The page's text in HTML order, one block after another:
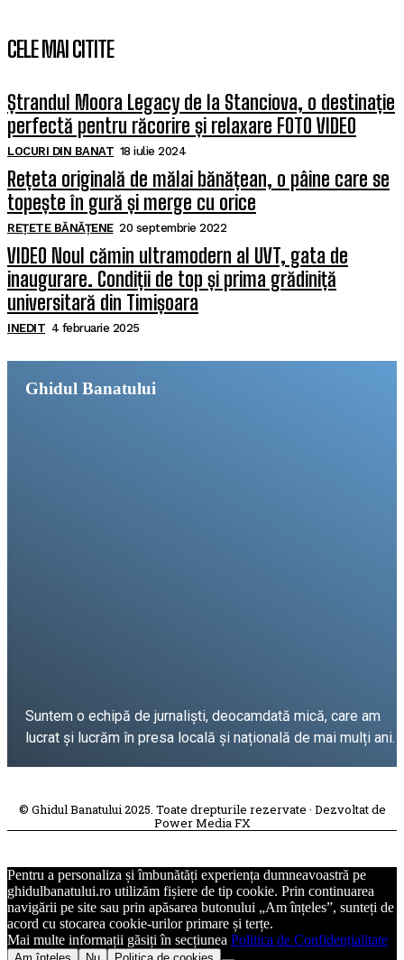
CELE MAI CITITE
Ștrandul Moora Legacy de la Stanciova, o destinație
perfectă pentru răcorire și relaxare FOTO VIDEO
LOCURI DIN BANAT 18 iulie 2024
Rețeta originală de mălai bănățean, o pâine care se
topește în gură și merge cu orice
REȚETE BĂNĂȚENE 20 septembrie 2022
VIDEO Noul cămin ultramodern al UVT, gata de
inaugurare. Condiții de top și prima grădiniță
universitară din Timișoara
INEDIT 4 februarie 2025
Ghidul Banatului
Suntem o echipă de jurnaliști, deocamdată mică, care am
lucrat și lucrăm în presa locală și națională de mai mulți ani.
© Ghidul Banatului 2025. Toate drepturile rezervate · Dezvoltat de
Power Media FX
Pentru a personaliza și îmbunătăți experiența dumneavoastră pe
ghidulbanatului.ro utilizăm fișiere de tip cookie. Prin continuarea
navigării pe site sau prin apăsarea butonului „Am înțeles”, sunteți de
acord cu stocarea cookie-urilor primare și terțe.
Mai multe informații găsiți în secțiunea Politica de Confidențialitate